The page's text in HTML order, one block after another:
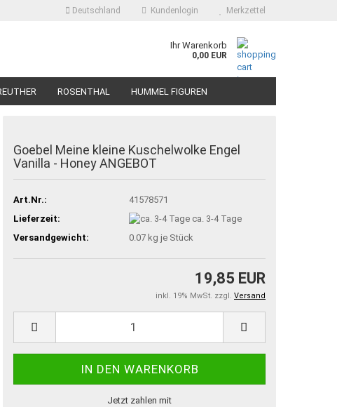
Deutschland Kundenlogin Merkzettel
Ihr Warenkorb
0,00 EUR
ROSENTHAL HUMMEL FIGUREN
Goebel Meine kleine Kuschelwolke Engel
Vanilla - Honey ANGEBOT
Art.Nr.:
41578571
Lieferzeit:
ca. 3-4 Tage
Versandgewicht:
0.07 kg je Stück
19,85 EUR
inkl. 19% MwSt. zzgl. Versand
Jetzt zahlen mit